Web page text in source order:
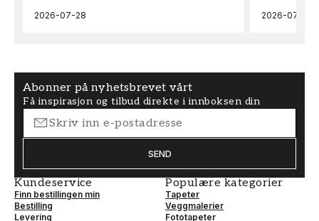
2026-07-28 2026-07-04
Abonner på nyhetsbrevet vårt
Få inspirasjon og tilbud direkte i innboksen din
SEND
Kundeservice
Finn bestillingen min
Bestilling
Levering
Populære kategorier
Tapeter
Veggmalerier
Fototapeter